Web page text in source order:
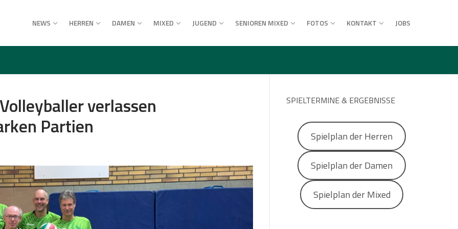
NEWS HERREN DAMEN MIXED JUGEND SENIOREN MIXED FOTOS KONTAKT JOBS
verlassen
Partien
SPIELTERMINE & ERGEBNISSE
Spielplan der Herren
Spielplan der Damen
Spielplan der Mixed